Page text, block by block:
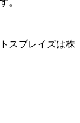
。
スプレイズは株